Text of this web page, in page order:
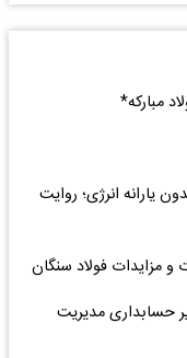
یارانه انرژی؛ روایت
مزایدات فولاد سنگان
حسابداری مدیریت